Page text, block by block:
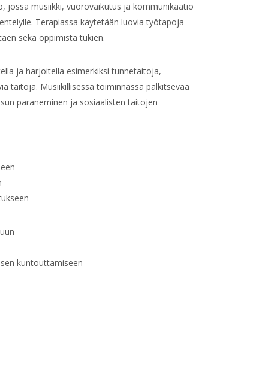
jossa musiikki, vuorovaikutus ja kommunikaatio
Terapiassa käytetään luovia työtapoja
sekä oppimista tukien.
ja harjoitella esimerkiksi tunnetaitoja,
taitoja. Musiikillisessa toiminnassa palkitsevaa
paraneminen ja sosiaalisten taitojen
kuntouttamiseen